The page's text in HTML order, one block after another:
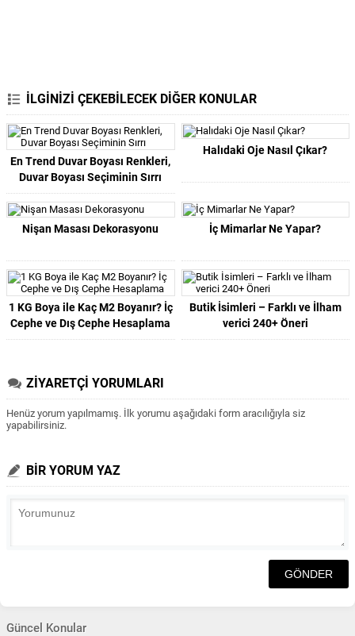
İLGİNİZİ ÇEKEBİLECEK DİĞER KONULAR
En Trend Duvar Boyası Renkleri,
Duvar Boyası Seçiminin Sırrı
Halıdaki Oje Nasıl Çıkar?
Nişan Masası Dekorasyonu İç Mimarlar Ne Yapar?
1 KG Boya ile Kaç M2 Boyanır? İç
Cephe ve Dış Cephe Hesaplama
Butik İsimleri – Farklı ve İlham
verici 240+ Öneri
ZİYARETÇİ YORUMLARI
Henüz yorum yapılmamış. İlk yorumu aşağıdaki form aracılığıyla siz
yapabilirsiniz.
BİR YORUM YAZ
Güncel Konular